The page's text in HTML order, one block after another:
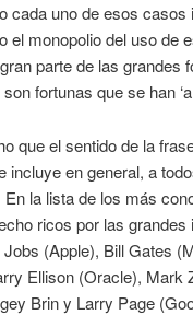
cada uno de esos
el monopolio del uso de
parte de las grandes
fortunas que se han
que el sentido de la
incluye en general, a
En la lista de los más
ricos por las
(Apple), Bill Gates
Ellison (Oracle), Mark
Brin y Larry Page